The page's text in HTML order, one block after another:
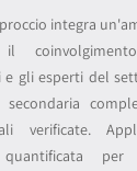
integra
il
e gli esperti del
secondaria
verificate.
per